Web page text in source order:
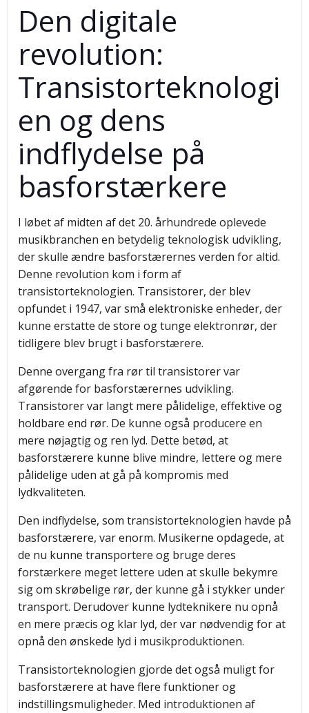
Den digitale
revolution:
Transistorteknologi
en og dens
indflydelse på
basforstærkere
I løbet af midten af det 20. århundrede oplevede
musikbranchen en betydelig teknologisk udvikling,
der skulle ændre basforstærernes verden for altid.
Denne revolution kom i form af
transistorteknologien. Transistorer, der blev
opfundet i 1947, var små elektroniske enheder, der
kunne erstatte de store og tunge elektronrør, der
tidligere blev brugt i basforstærere.
Denne overgang fra rør til transistorer var
afgørende for basforstærernes udvikling.
Transistorer var langt mere pålidelige, effektive og
holdbare end rør. De kunne også producere en
mere nøjagtig og ren lyd. Dette betød, at
basforstærere kunne blive mindre, lettere og mere
pålidelige uden at gå på kompromis med
lydkvaliteten.
Den indflydelse, som transistorteknologien havde på
basforstærere, var enorm. Musikerne opdagede, at
de nu kunne transportere og bruge deres
forstærkere meget lettere uden at skulle bekymre
sig om skrøbelige rør, der kunne gå i stykker under
transport. Derudover kunne lydteknikere nu opnå
en mere præcis og klar lyd, der var nødvendig for at
opnå den ønskede lyd i musikproduktionen.
Transistorteknologien gjorde det også muligt for
basforstærere at have flere funktioner og
indstillingsmuligheder. Med introduktionen af